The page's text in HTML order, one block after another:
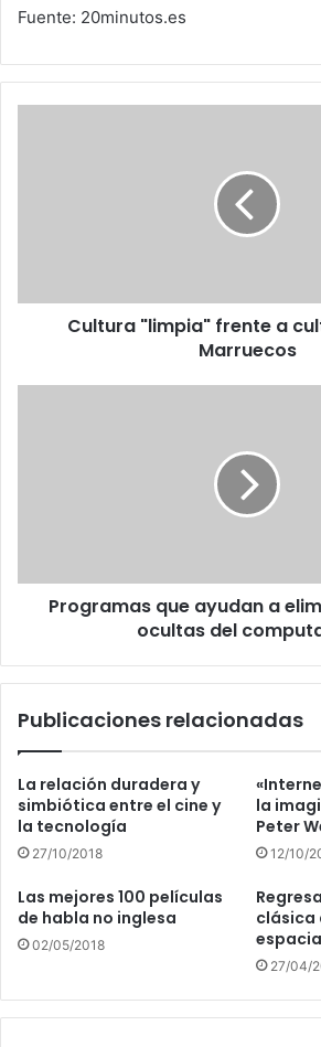
Fuente: 20minutos.es
Cultura "limpia" frente a
Marruecos
computador
Programas que ayudan a
ocultas del
Publicaciones relacionadas
La relación duradera y
simbiótica entre el cine y
la tecnología
27/10/2018
la
Peter
12/10/
Las mejores 100 películas
de habla no inglesa
02/05/2018
clásica
27/04/